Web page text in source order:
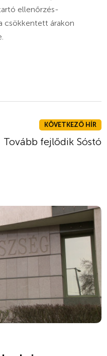
ellenőrzés-
csökkentett árakon
KÖVETKEZŐ HÍR
Tovább fejlődik Sóstó